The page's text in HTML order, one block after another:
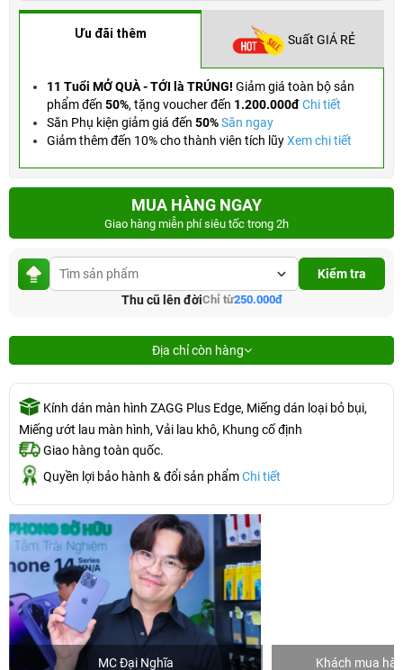
Ưu đãi thêm Suất GIÁ RẺ
11 Tuổi MỞ QUÀ - TỚI là TRÚNG! Giảm giá toàn bộ sản
phẩm đến 50%, tặng voucher đến 1.200.000đChi tiết
Săn Phụ kiện giảm giá đến 50%Săn ngay
Giảm thêm đến 10% cho thành viên tích lũyXem chi tiết
MUA HÀNG NGAY
Giao hàng miễn phí siêu tốc trong 2h
Kiểm tra
Thu cũ lên đờiChỉ từ250.000đ
Địa chỉ còn hàng
Kính dán màn hình ZAGG Plus Edge, Miếng dán loại bỏ bụi,
Miếng ướt lau màn hình, Vải lau khô, Khung cố định
Giao hàng toàn quốc.
Quyền lợi bảo hành & đổi sản phẩmChi tiết
MC Đại Nghĩa Khách mua